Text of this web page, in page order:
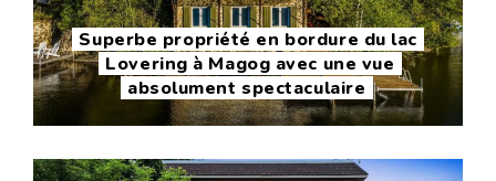
Superbe propriété en bordure du lac
Lovering à Magog avec une vue
absolument spectaculaire